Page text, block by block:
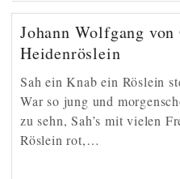
Johann Wolfgang von
Heidenröslein
Sah ein Knab ein Röslein
War so jung und
zu sehn, Sah’s mit vielen
Röslein rot,…